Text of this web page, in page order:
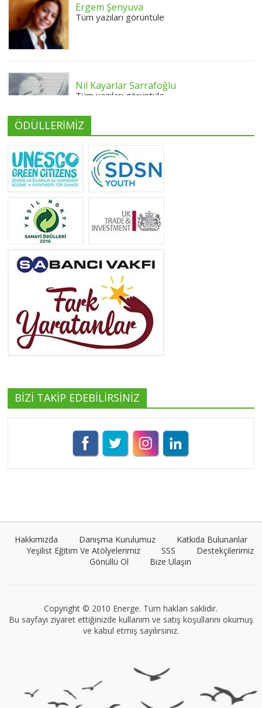
Ergem Şenyuva
Tüm yazıları görüntüle
Nil Kayarlar Sarrafoğlu
Tüm yazıları görüntüle
Yeliz Yılmaz
Tüm yazıları görüntüle
Yeşilist
Tüm yazıları görüntüle
Tüm yazıları görüntüle
ÖDÜLLERİMİZ
BİZİ TAKİP EDEBİLİRSİNİZ
Hakkımızda Danışma Kurulumuz
Katkıda Bulunanlar
Yeşilist Eğitim Ve Atölyelerimiz
SSS
Destekçilerimiz
Gönüllü Ol
Bize Ulaşın
Copyright © 2010 Energe. Tüm hakları saklıdır.
Bu sayfayı ziyaret ettiğinizde kullanım ve satış koşullarını okumuş
ve kabul etmiş sayılırsınız.